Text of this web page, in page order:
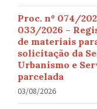
Proc. nº 074/
033/2026 –
de materiais
solicitação da
Urbanismo e
parcelada
03/08/2026